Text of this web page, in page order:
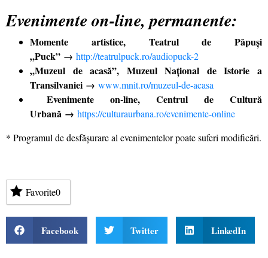
Evenimente on-line, permanente:
Momente artistice, Teatrul de Păpuși
„Puck” → http://teatrulpuck.ro/audiopuck-2
„Muzeul de acasă”, Muzeul Național de Istorie a
Transilvaniei → www.mnit.ro/muzeul-de-acasa
Evenimente on-line, Centrul de Cultură
Urbană → https://culturaurbana.ro/evenimente-online
* Programul de desfășurare al evenimentelor poate suferi modificări.
Favorite0
Facebook Twitter LinkedIn